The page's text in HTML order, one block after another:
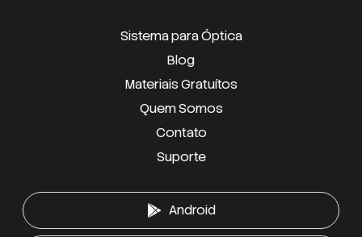
Sistema para Óptica
Blog
Materiais Gratuítos
Quem Somos
Contato
Suporte
Android